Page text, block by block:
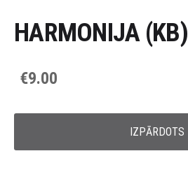
HARMONIJA (KB)
€9.00
IZPĀRDOTS